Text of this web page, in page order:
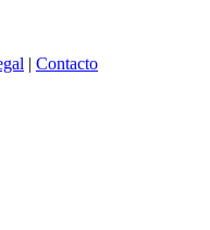
| Contacto